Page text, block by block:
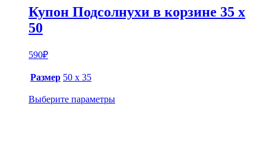
Купон Подсолнухи в корзине 35 х
50
590₽
Размер 50 х 35
Выберите параметры